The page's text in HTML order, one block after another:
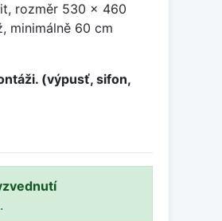
rozměr 530 x 460
minimálně 60 cm
(výpusť, sifon,